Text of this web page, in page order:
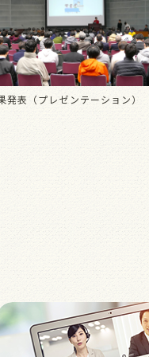
発表（プレゼンテーション）